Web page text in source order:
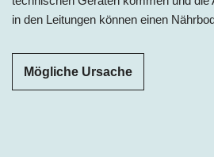
in den Leitungen können einen
Mögliche Ursache